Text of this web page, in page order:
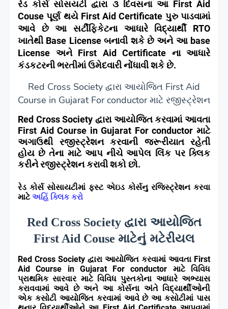
રેડ કોર્સ સોસયટી દ્વારા ૩ દિવસના આ First Aid
Couseપૂર્ણ થયે First Aid Certificate પુરુ પાડવામાં
આવે છે આ સર્ટીફિકેટના આધારે વિદ્યાર્થી RTO
ખાતેથી Base Licenseબનાવી શકે છે અને આ base
License અને First Aid Certificate ના આધારે
કંડકટરની ભરતીમાં ઉમેદવારી નોંધાવી શકે છે.
Red Cross Society દ્વારા આયોજિત First Aid
Course in Gujarat For conductor માટે રજીસ્ટ્રેશન
Red Cross Society દ્વારા આયોજિત કરવામાં આવતા
First Aid Course in Gujarat For conductor માટે
અગાઉથી રજીસ્ટ્રેશન કરવાની જરૂરીયાત રહેતી
હોય છે તેના માટે આપ નીચે આપેલ લિંક પર ક્લિક
કરીને રજીસ્ટ્રેશન કરાવી શકો છો.
રેડ કોર્સ સોસાયટીમાં ફસ્ટ એઇડ કોર્સનુ રજિસ્ટ્રેશન કરવા
માટેઅહિં ક્લિક કરો
Red Cross Society દ્વારા આયોજિત
First Aid Couse માટેનું મટેરીયલ
Red Cross Society દ્વારા આયોજિત કરવામાં આવતા First
Aid Course in Gujarat For conductor માટે વિવિધ
પ્રાથમિક સારવાર માટે વિવિધ પુસ્તકોના આધારે અભ્યાસ
કરાવવામાં આવે છે અને આ કોર્સના અંતે વિદ્યાર્થીઓની
એક કસોટી આયોજિત કરવામાં આવે છે આ કસોટીમાં પાસ